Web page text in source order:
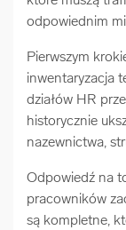
odpowiednim
Pierwszym
inwentaryzacja
działów HR
historycznie
nazewnictwa,
Odpowiedź na
pracowników
są kompletne,